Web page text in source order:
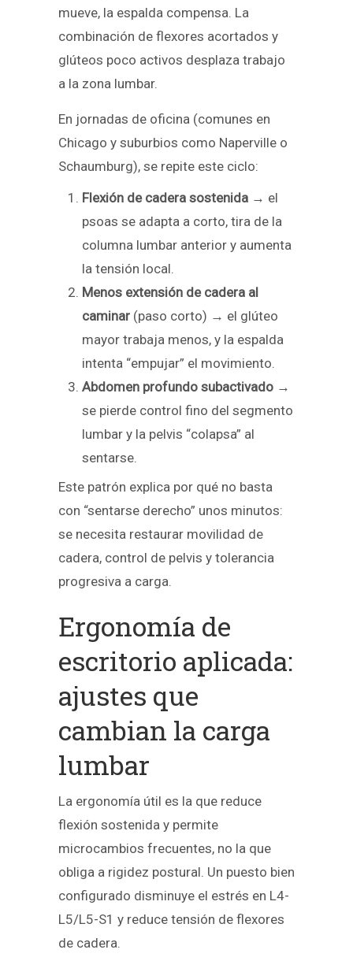
mueve, la espalda compensa. La
combinación de flexores acortados y
glúteos poco activos desplaza trabajo
a la zona lumbar.
En jornadas de oficina (comunes en
Chicago y suburbios como Naperville o
Schaumburg), se repite este ciclo:
Flexión de cadera sostenida → el
psoas se adapta a corto, tira de la
columna lumbar anterior y aumenta
la tensión local.
Menos extensión de cadera al
caminar (paso corto) → el glúteo
mayor trabaja menos, y la espalda
intenta “empujar” el movimiento.
Abdomen profundo subactivado →
se pierde control fino del segmento
lumbar y la pelvis “colapsa” al
sentarse.
Este patrón explica por qué no basta
con “sentarse derecho” unos minutos:
se necesita restaurar movilidad de
cadera, control de pelvis y tolerancia
progresiva a carga.
Ergonomía de
escritorio aplicada:
ajustes que
cambian la carga
lumbar
La ergonomía útil es la que reduce
flexión sostenida y permite
microcambios frecuentes, no la que
obliga a rigidez postural. Un puesto bien
configurado disminuye el estrés en L4-
L5/L5-S1 y reduce tensión de flexores
de cadera.